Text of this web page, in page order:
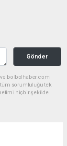
Gönder
ve bolbolhaber.com
tüm sorumluluğu tek
hiçbir şekilde